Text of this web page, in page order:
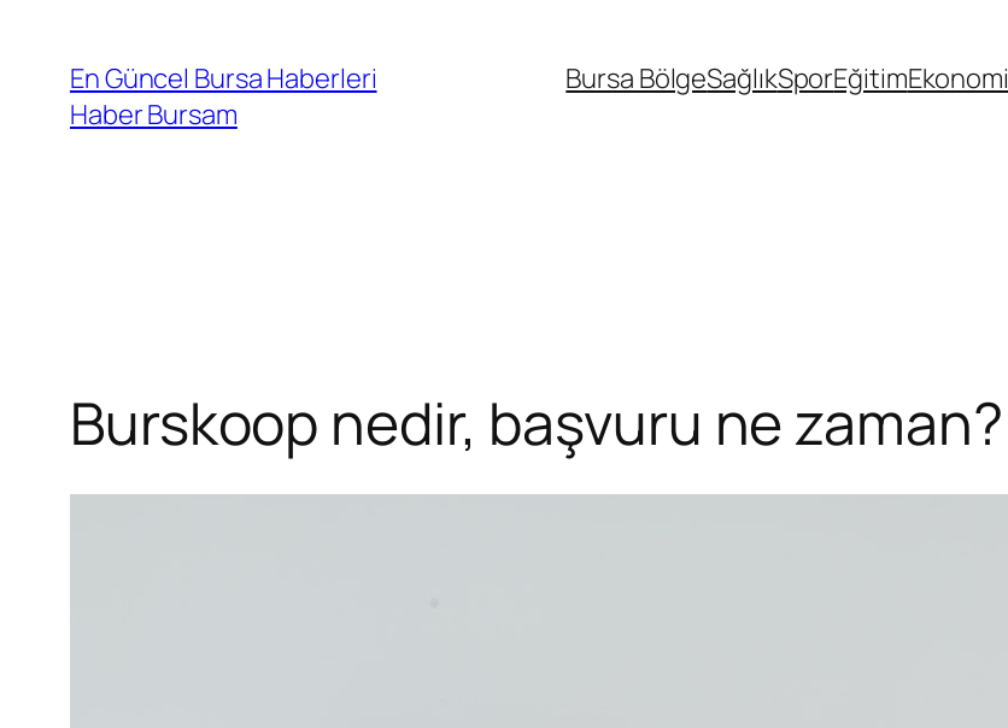
En Güncel Bursa Haberleri
Haber Bursam
Bursa BölgeSağlıkSporEğitimEkonomi
Burskoop nedir, başvuru ne zaman?